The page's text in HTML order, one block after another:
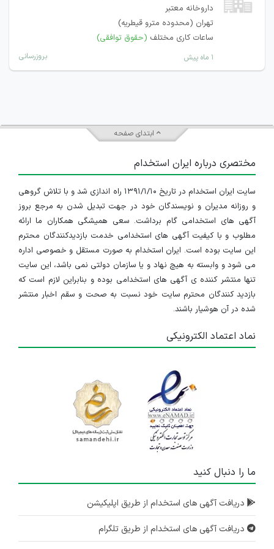
داروخانه معتبر
تهران (محدوده مترو قیطریه)
ساعات کاری مختلف (حقوق توافقی)
۱ ماه پیش بروزرسانی
ابتدای صفحه
مختصری درباره ایران استخدام
سایت ایران استخدام در تاریخ ۱۳۹۱/۱/۱۰ راه اندازی شد و با تلاش گروهی
و روزانه مدیران و نویسندگان خود در جهت تبدیل شدن به مرجع بروز
آگهی های استخدامی گام برداشت. سعی همیشگی همکاران ما ارائه
مطلوب و با کیفیت آگهی های استخدامی خدمت بازدیدکنندگان محترم
این سایت بوده است. ایران استخدام به صورت مستقل و خصوصی اداره
می شود و وابسته به هیچ نهاد و یا سازمان دولتی نمی باشد، این سایت
تنها منتشر کننده ی آگهی های استخدامی بوده و بنابراین لازم است که
بازدید کنندگان محترم سایت خود نسبت به صحت و سقم اخبار منتشر
شده در آن هوشیار باشند.
نماد اعتماد الکترونیکی
ما را دنبال کنید
دریافت آگهی های استخدام از طریق اپلیکیشن
دریافت آگهی های استخدام از طریق تلگرام